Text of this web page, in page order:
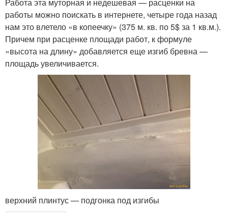
работы можно поискать в интернете, четыре года назад
нам это влетело «в копеечку» (375 м. кв. по 5$ за 1 кв.м.).
Причем при расценке площади работ, к формуле
«высота на длину» добавляется еще изгиб бревна —
площадь увеличивается.
верхний плинтус — подгонка под изгибы